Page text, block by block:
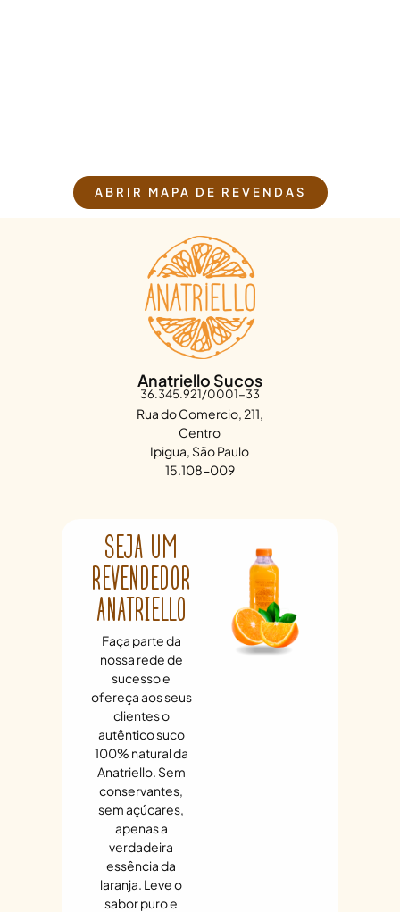
ABRIR MAPA DE REVENDAS
Anatriello Sucos
36.345.921/0001-33
Rua do Comercio, 211,
Centro
Ipigua, São Paulo
15.108-009
SEJA UM
REVENDEDOR
ANATRIELLO
Faça parte da
nossa rede de
sucesso e
ofereça aos seus
clientes o
autêntico suco
100% natural da
Anatriello. Sem
conservantes,
sem açúcares,
apenas a
verdadeira
essência da
laranja. Leve o
sabor puro e